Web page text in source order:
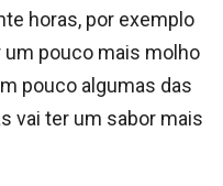
horas, por exemplo
pouco mais molho
pouco algumas das
vai ter um sabor mais